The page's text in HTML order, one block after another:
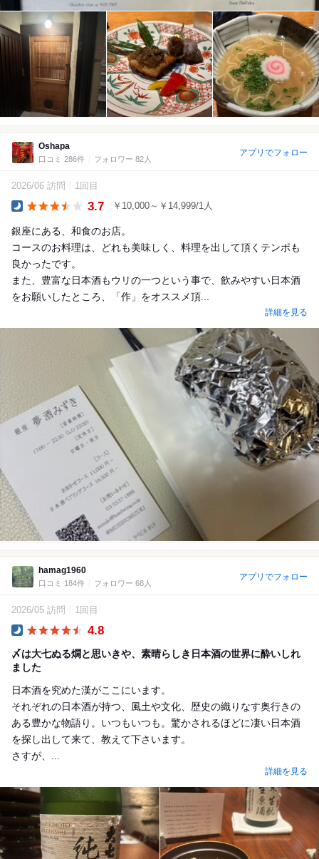
Oshapa
口コミ 286件 フォロワー 82人
アプリでフォロー
2026/06 訪問 1回目
3.7 ￥10,000～￥14,999/1人
銀座にある、和食のお店。
コースのお料理は、どれも美味しく、料理を出して頂くテンポも
良かったです。
また、豊富な日本酒もウリの一つという事で、飲みやすい日本酒
をお願いしたところ、「作」をオススメ頂...
詳細を見る
hamag1960
口コミ 184件 フォロワー 68人
アプリでフォロー
2026/05 訪問 1回目
4.8
〆は大七ぬる燗と思いきや、素晴らしき日本酒の世界に酔いしれ
ました
日本酒を究めた漢がここにいます。
それぞれの日本酒が持つ、風土や文化、歴史の織りなす奥行きの
ある豊かな物語り。いつもいつも。驚かされるほどに凄い日本酒
を探し出して来て、教えて下さいます。
さすが、...
詳細を見る